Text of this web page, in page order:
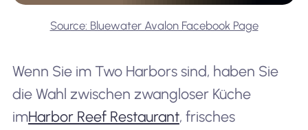
Source: Bluewater Avalon Facebook Page
Wenn Sie im Two Harbors sind, haben Sie
die Wahl zwischen zwangloser Küche
imHarbor Reef Restaurant, frisches